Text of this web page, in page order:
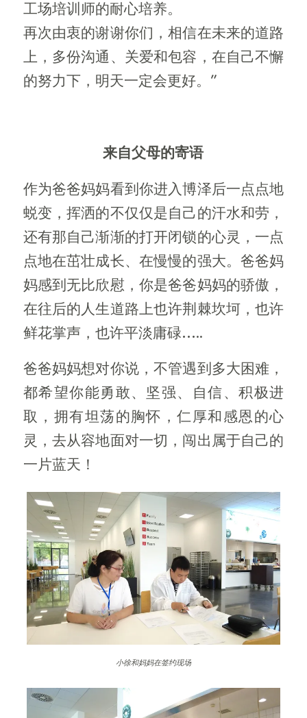
工场培训师的耐心培养。
再次由衷的谢谢你们，相信在未来的道路
上，多份沟通、关爱和包容，在自己不懈
的努力下，明天一定会更好。”
来自父母的寄语
作为爸爸妈妈看到你进入博泽后一点点地
蜕变，挥洒的不仅仅是自己的汗水和劳，
还有那自己渐渐的打开闭锁的心灵，一点
点地在茁壮成长、在慢慢的强大。爸爸妈
妈感到无比欣慰，你是爸爸妈妈的骄傲，
在往后的人生道路上也许荆棘坎坷，也许
鲜花掌声，也许平淡庸碌…..
爸爸妈妈想对你说，不管遇到多大困难，
都希望你能勇敢、坚强、自信、积极进
取，拥有坦荡的胸怀，仁厚和感恩的心
灵，去从容地面对一切，闯出属于自己的
一片蓝天！
小徐和妈妈在签约现场